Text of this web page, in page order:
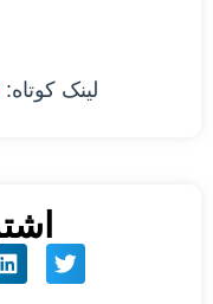
لینک کوتاه: